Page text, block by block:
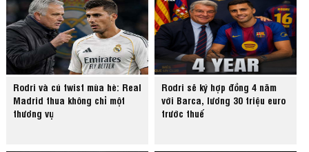
Rodri và cú twist mùa hè: Real
Madrid thua không chỉ một
thương vụ
Rodri sẽ ký hợp đồng 4 năm
với Barca, lương 30 triệu euro
trước thuế